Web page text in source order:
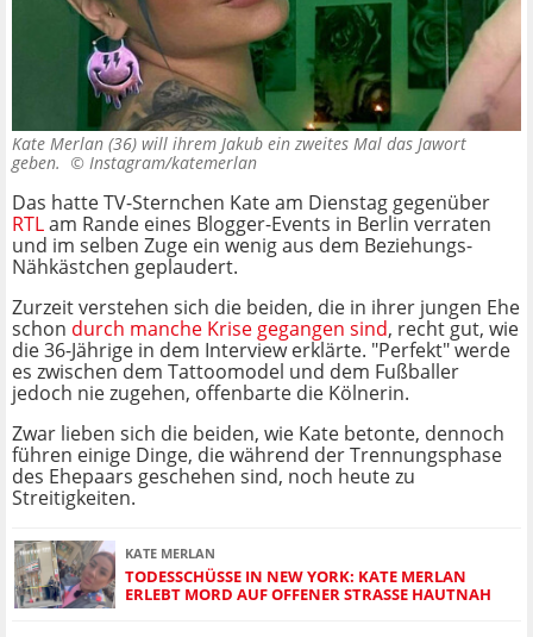
Kate Merlan (36) will ihrem Jakub ein zweites Mal das Jawort
geben. © Instagram/katemerlan
Das hatte TV-Sternchen Kate am Dienstag gegenüber
RTLam Rande eines Blogger-Events in Berlin verraten
und im selben Zuge ein wenig aus dem Beziehungs-
Nähkästchen geplaudert.
Zurzeit verstehen sich die beiden, die in ihrer jungen Ehe
schon durch manche Krise gegangen sind, recht gut, wie
die 36-Jährige in dem Interview erklärte. "Perfekt" werde
es zwischen dem Tattoomodel und dem Fußballer
jedoch nie zugehen, offenbarte die Kölnerin.
Zwar lieben sich die beiden, wie Kate betonte, dennoch
führen einige Dinge, die während der Trennungsphase
des Ehepaars geschehen sind, noch heute zu
Streitigkeiten.
KATE MERLAN
TODESSCHÜSSE IN NEW YORK: KATE MERLAN
ERLEBT MORD AUF OFFENER STRASSE HAUTNAH